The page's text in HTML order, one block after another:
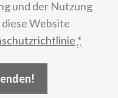
und der Nutzung
Website
*